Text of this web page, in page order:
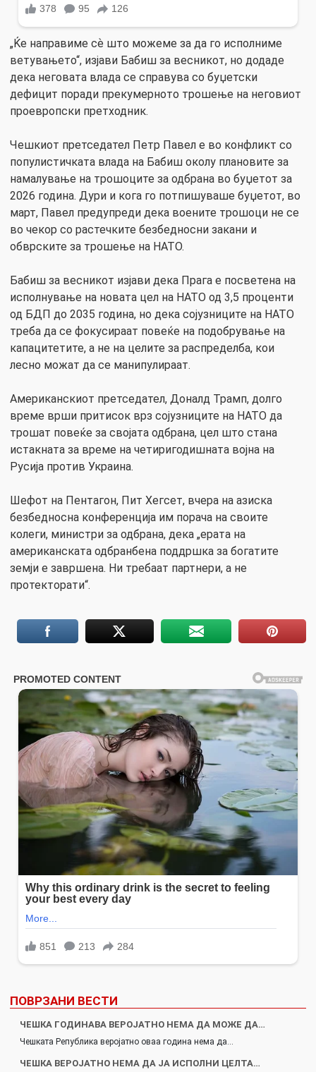
„Ќе направиме сѐ што можеме за да го исполниме
ветувањето“, изјави Бабиш за весникот, но додаде
дека неговата влада се справува со буџетски
дефицит поради прекумерното трошење на неговиот
проевропски претходник.
Чешкиот претседател Петр Павел е во конфликт со
популистичката влада на Бабиш околу плановите за
намалување на трошоците за одбрана во буџетот за
2026 година. Дури и кога го потпишуваше буџетот, во
март, Павел предупреди дека воените трошоци не се
во чекор со растечките безбедносни закани и
обврските за трошење на НАТО.
Бабиш за весникот изјави дека Прага е посветена на
исполнување на новата цел на НАТО од 3,5 проценти
од БДП до 2035 година, но дека сојузниците на НАТО
треба да се фокусираат повеќе на подобрување на
капацитетите, а не на целите за распределба, кои
лесно можат да се манипулираат.
Американскиот претседател, Доналд Трамп, долго
време врши притисок врз сојузниците на НАТО да
трошат повеќе за својата одбрана, цел што стана
истакната за време на четиригодишната војна на
Русија против Украина.
Шефот на Пентагон, Пит Хегсет, вчера на азиска
безбедносна конференција им порача на своите
колеги, министри за одбрана, дека „ерата на
американската одбранбена поддршка за богатите
земји е завршена. Ни требаат партнери, а не
протекторати“.
ПОВРЗАНИ ВЕСТИ
ЧЕШКА ГОДИНАВА ВЕРОЈАТНО НЕМА ДА МОЖЕ ДА…
Чешката Република веројатно оваа година нема да…
ЧЕШКА ВЕРОЈАТНО НЕМА ДА ЈА ИСПОЛНИ ЦЕЛТА…